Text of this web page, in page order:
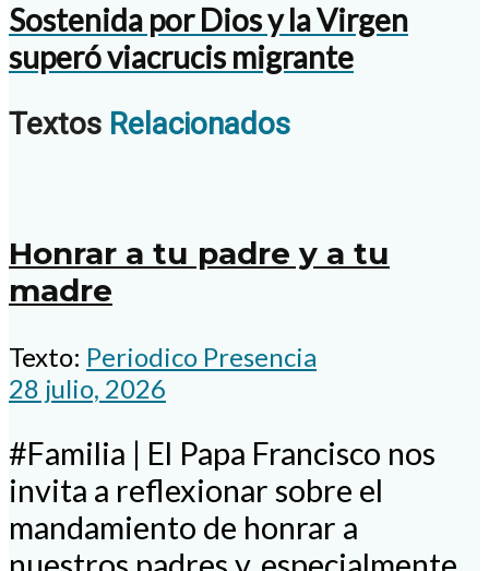
Sostenida por Dios y la Virgen
superó viacrucis migrante
Textos Relacionados
Honrar a tu padre y a tu
madre
Texto: Periodico Presencia
28 julio, 2026
#Familia | El Papa Francisco nos
invita a reflexionar sobre el
mandamiento de honrar a